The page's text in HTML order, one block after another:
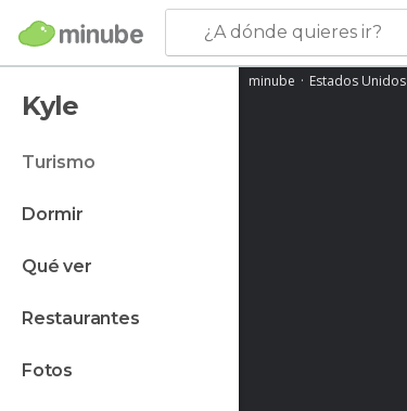
¿A dónde quieres ir?
Kyle
turismo
dormir
qué ver
restaurantes
fotos
minube Estados Unidos